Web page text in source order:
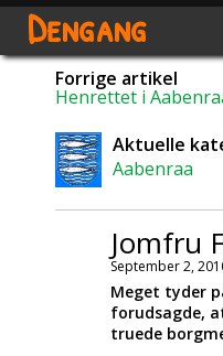
Dengang
Forrige artikel
Henrettet i
Aktuelle
Aabenraa
Jomfru
September 2,
Meget tyder
forudsagde,
truede